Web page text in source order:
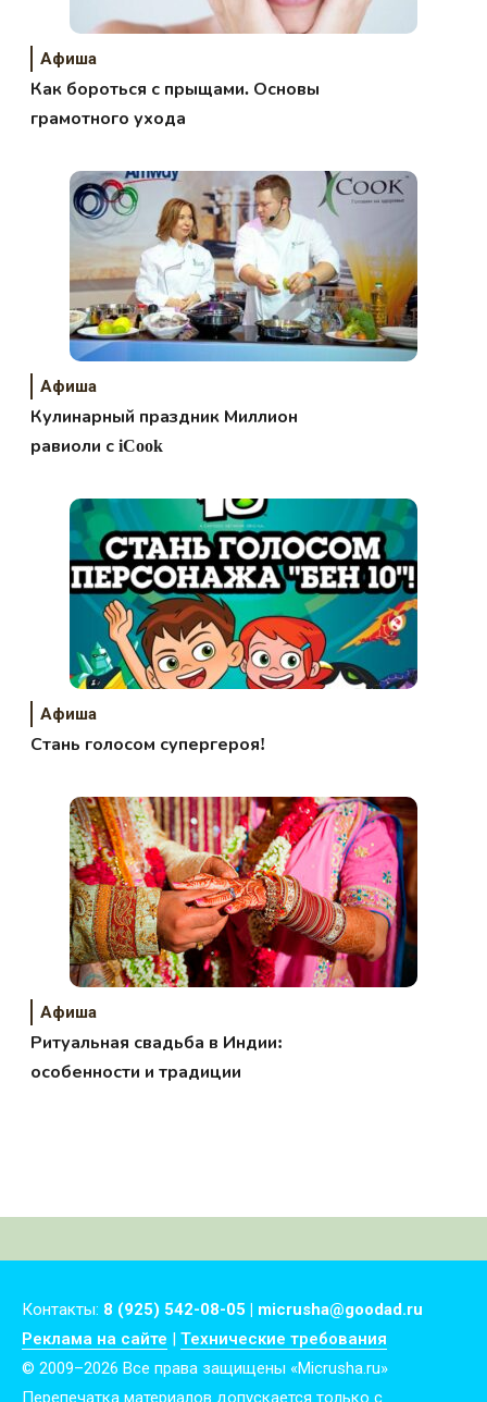
Афиша
Как бороться с прыщами. Основы
грамотного ухода
Афиша
Кулинарный праздник Миллион
равиоли с iCook
Афиша
Стань голосом супергероя!
Афиша
Ритуальная свадьба в Индии:
особенности и традиции
Контакты: 8 (925) 542-08-05 | micrusha@goodad.ru
Реклама на сайте | Технические требования
© 2009–2026 Все права защищены «Micrusha.ru»
Перепечатка материалов допускается только с